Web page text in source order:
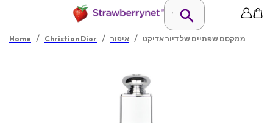
Home / Christian Dior / איפור / ממקסם שפתיים של דיור אדיקט